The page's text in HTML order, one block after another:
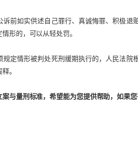
诉前如实供述自己罪行、真诚悔罪、积极退
形的，可以从轻处罚。
规定情形被判处死刑缓期执行的，人民法
。
与量刑标准，希望能为您提供帮助，如果